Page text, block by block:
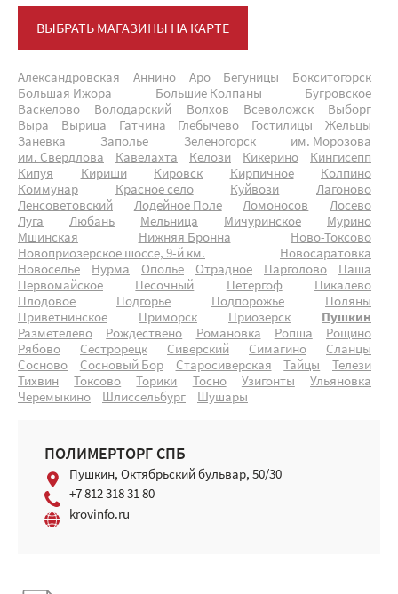
ВЫБРАТЬ МАГАЗИНЫ НА КАРТЕ
Александровская Аннино Аро Бегуницы
Бокситогорск
Большая Ижора
Большие Колпаны
Бугровское
Васкелово
Володарский Волхов Всеволожск
Выборг
Выра
Вырица Гатчина Глебычево Гостилицы
Жельцы
Заневка
Заполье Зеленогорск
им. Морозова
им. Свердлова
Кавелахта Келози Кикерино
Кингисепп
Кипуя
Кириши Кировск Кирпичное
Колпино
Коммунар
Красное село Куйвози
Лагоново
Ленсоветовский
Лодейное Поле Ломоносов
Лосево
Луга
Любань Мельница Мичуринское
Мурино
Мшинская
Нижняя Бронна
Ново-Токсово
Новоприозерское шоссе, 9-й км.
Новосаратовка
Новоселье
Нурма Ополье Отрадное Парголово
Паша
Первомайское
Песочный Петергоф
Пикалево
Плодовое
Подгорье Подпорожье
Поляны
Приветнинское
Приморск Приозерск
Пушкин
Разметелево
Рождествено Романовка Ропша
Рощино
Рябово
Сестрорецк Сиверский Симагино
Сланцы
Сосново
Сосновый Бор Старосиверская Тайцы
Телези
Тихвин
Токсово Торики Тосно Узигонты
Ульяновка
Черемыкино
Шлиссельбург Шушары
ПОЛИМЕРТОРГ СПБ
Пушкин, Октябрьский бульвар, 50/30
+7 812 318 31 80
krovinfo.ru